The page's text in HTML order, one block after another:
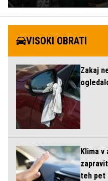
VISOKI OBRATI
Zakaj
Klima v
teh pet